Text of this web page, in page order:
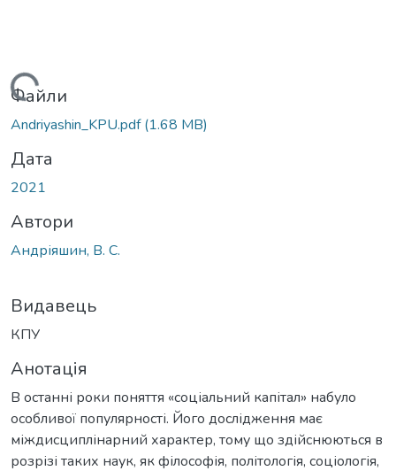
Вантажиться...
Файли
Andriyashin_KPU.pdf(1.68 MB)
Дата
2021
Автори
Андріяшин, В. С.
Видавець
КПУ
Анотація
В останні роки поняття «соціальний капітал» набуло
особливої популярності. Його дослідження має
міждисциплінарний характер, тому що здійснюються в
розрізі таких наук, як філософія, політологія, соціологія,